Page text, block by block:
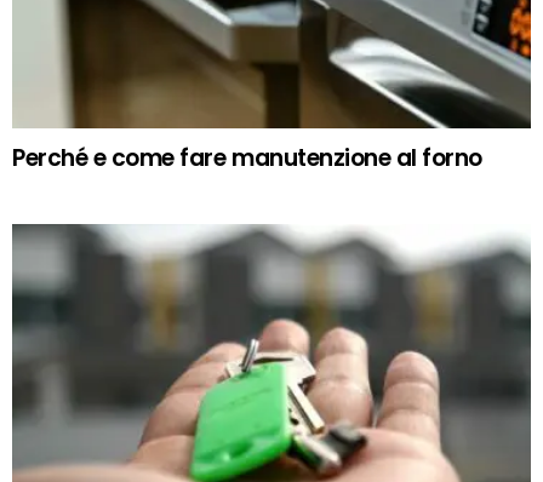
Perché e come fare manutenzione al forno